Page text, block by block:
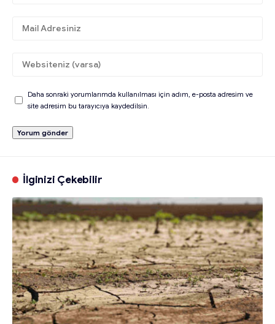
Daha sonraki yorumlarımda kullanılması için adım, e-posta adresim ve
site adresim bu tarayıcıya kaydedilsin.
İlginizi Çekebilir